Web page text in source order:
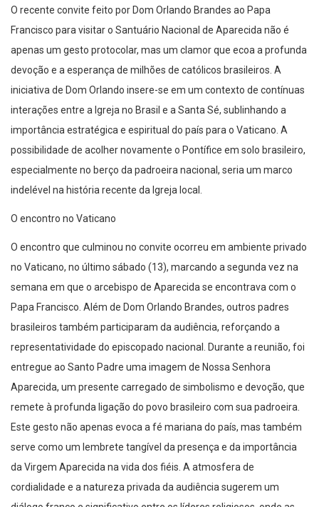
O recente convite feito por Dom Orlando Brandes ao Papa
Francisco para visitar o Santuário Nacional de Aparecida não é
apenas um gesto protocolar, mas um clamor que ecoa a profunda
devoção e a esperança de milhões de católicos brasileiros. A
iniciativa de Dom Orlando insere-se em um contexto de contínuas
interações entre a Igreja no Brasil e a Santa Sé, sublinhando a
importância estratégica e espiritual do país para o Vaticano. A
possibilidade de acolher novamente o Pontífice em solo brasileiro,
especialmente no berço da padroeira nacional, seria um marco
indelével na história recente da Igreja local.
O encontro no Vaticano
O encontro que culminou no convite ocorreu em ambiente privado
no Vaticano, no último sábado (13), marcando a segunda vez na
semana em que o arcebispo de Aparecida se encontrava com o
Papa Francisco. Além de Dom Orlando Brandes, outros padres
brasileiros também participaram da audiência, reforçando a
representatividade do episcopado nacional. Durante a reunião, foi
entregue ao Santo Padre uma imagem de Nossa Senhora
Aparecida, um presente carregado de simbolismo e devoção, que
remete à profunda ligação do povo brasileiro com sua padroeira.
Este gesto não apenas evoca a fé mariana do país, mas também
serve como um lembrete tangível da presença e da importância
da Virgem Aparecida na vida dos fiéis. A atmosfera de
cordialidade e a natureza privada da audiência sugerem um